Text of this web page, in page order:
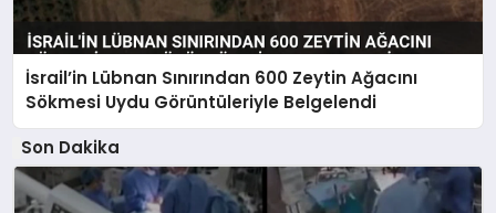
İsrail’in Lübnan Sınırından 600 Zeytin Ağacını
Sökmesi Uydu Görüntüleriyle Belgelendi
Son Dakika